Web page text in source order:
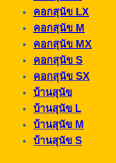
คอกสุนัข LX
คอกสุนัข M
คอกสุนัข MX
คอกสุนัข S
คอกสุนัข SX
บ้านสุนัข
บ้านสุนัข L
บ้านสุนัข M
บ้านสุนัข S